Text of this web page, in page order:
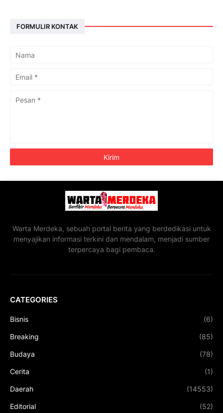
FORMULIR KONTAK
Warta Merdeka, sebuah portal berita yang berdedikasi untuk
menyajikan informasi terkini dan mendalam, menjadi sumber
terpercaya bagi pembaca.
CATEGORIES
Bisnis (6)
Breaking (85)
Budaya (78)
Cerita (1)
Daerah (14553)
Editorial (52)